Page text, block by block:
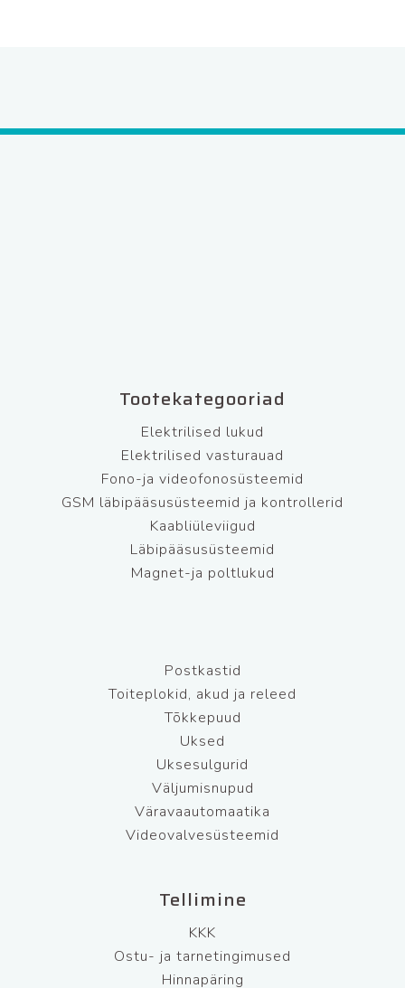
Tootekategooriad
Elektrilised lukud
Elektrilised vasturauad
Fono-ja videofonosüsteemid
GSM läbipääsusüsteemid ja kontrollerid
Kaabliüleviigud
Läbipääsusüsteemid
Magnet-ja poltlukud
Postkastid
Toiteplokid, akud ja releed
Tõkkepuud
Uksed
Uksesulgurid
Väljumisnupud
Väravaautomaatika
Videovalvesüsteemid
Tellimine
KKK
Ostu- ja tarnetingimused
Hinnapäring